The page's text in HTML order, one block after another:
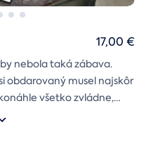
nebola taká zábava.
obdarovaný musel najskôr
všetko zvládne,
17,00 €